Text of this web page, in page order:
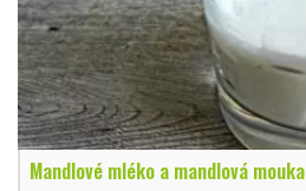
Mandlové mléko a mandlová mouka